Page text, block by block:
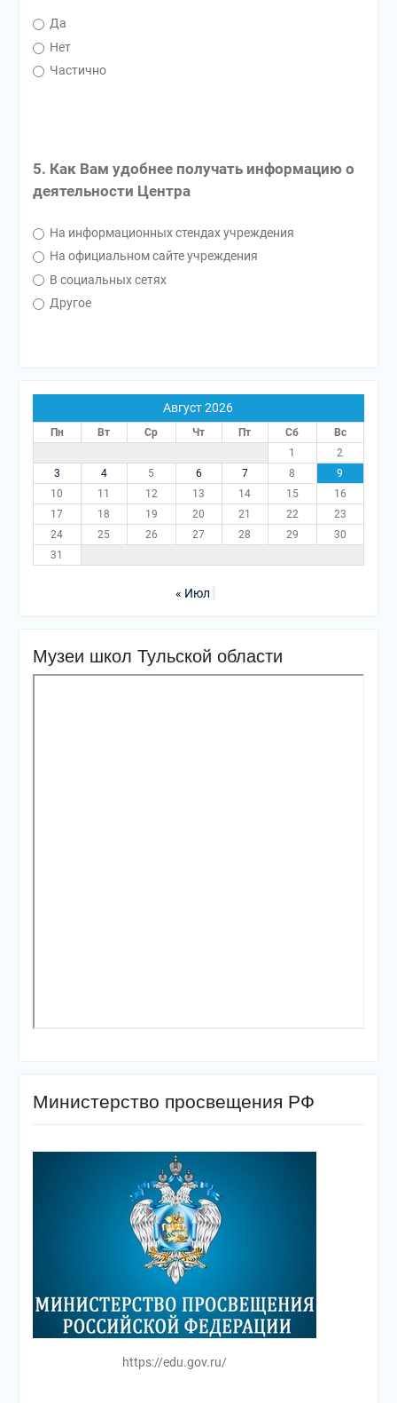
Да
Нет
Частично
5. Как Вам удобнее получать информацию о
деятельности Центра
На информационных стендах учреждения
На официальном сайте учреждения
В социальных сетях
Другое
Август 2026
Пн Вт Ср Чт Пт Сб
Вс
1
2
3
4 5 6 7 8
9
10
11 12 13 14 15
16
17
18 19 20 21 22
23
24
25 26 27 28 29
30
31
« Июл
Музеи школ Тульской области
Министерство просвещения РФ
https://edu.gov.ru/